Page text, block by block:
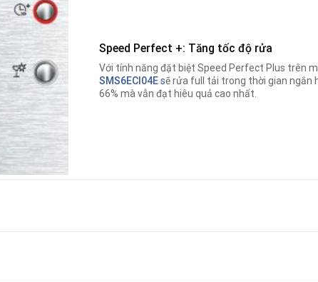
Speed Perfect +: Tăng tốc độ rửa
Với tính năng đặt biệt Speed Perfect Plus trên
SMS6ECI04Esẽ rửa full tải trong thời gian ngắn
66% mà vẫn đạt hiêu quả cao nhất.